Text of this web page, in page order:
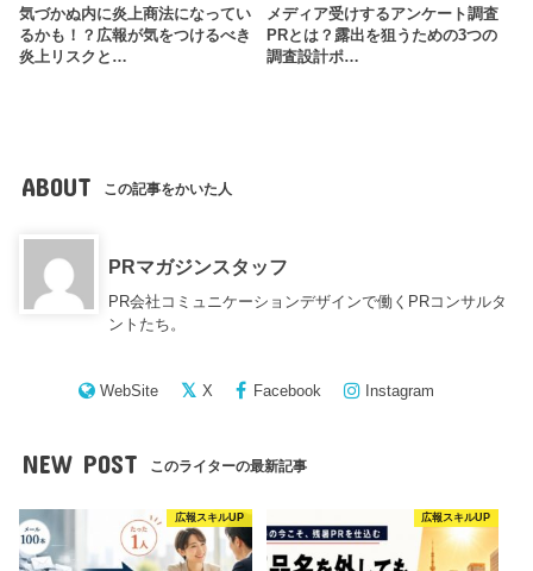
気づかぬ内に炎上商法になってい
るかも！？広報が気をつけるべき
炎上リスクと…
メディア受けするアンケート調査
PRとは？露出を狙うための3つの
調査設計ポ…
ABOUT この記事をかいた人
PRマガジンスタッフ
PR会社コミュニケーションデザインで働くPRコンサルタ
ントたち。
WebSite X Facebook Instagram
NEW POST このライターの最新記事
広報スキルUP 広報スキルUP